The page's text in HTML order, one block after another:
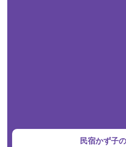
民宿かず子